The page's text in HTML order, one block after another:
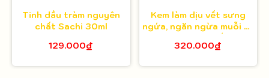
Tinh dầu tràm nguyên
chất Sachi 30ml
129.000₫
Kem làm dịu vết sưng
ngứa, ngăn ngừa muỗi và
Applecrumby Super
320.000₫